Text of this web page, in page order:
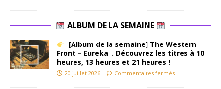
ALBUM DE LA SEMAINE
[Album de la semaine] The Western
Front – Eureka . Découvrez les titres à 10
heures, 13 heures et 21 heures !
20 juillet 2026 Commentaires fermés